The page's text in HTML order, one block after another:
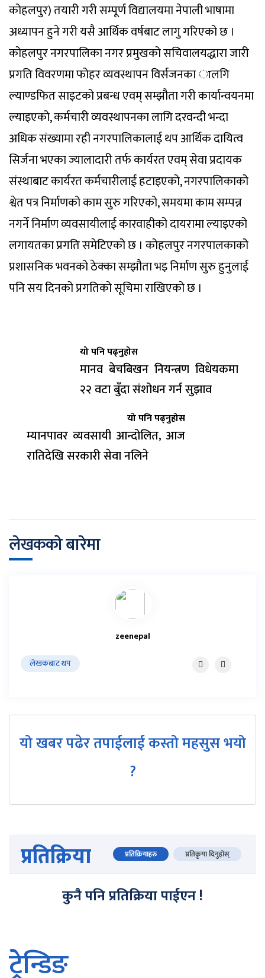
कोहलपुर) तयारी गरी सम्पूर्ण विद्यालयमा नेपाली भाषामा
अध्यापन हुने गरी यसै आर्थिक वर्षबाट लागु गरिएको छ ।
कोहलपुर नगरपालिका नगर प्रमुखको सचिवालयद्धारा जारी
प्रगति विवरणमा फोहर व्यवस्थापन विर्सजनका ालगि
ल्याण्डफित साइटको प्रबन्ध एवम् सम्झौता गरी कार्यान्वयनमा
ल्याइएको, कर्मचारी व्यवस्थापनका लागि दरवन्दी भन्दा
अधिक संख्यामा रही नगरपालिकालाई थप आर्थिक दायित्व
सिर्जना भएका ज्यालादारी तर्फ कार्यरत एवम् सेवा प्रदायक
संस्थाबाट कार्यरत कर्मचारीलाई हटाइएको, नगरपालिकाको
श्वेत पत्र निर्माणको काम सुरु गरिएको, समयमा काम सम्पन्न
नगर्ने निर्माण व्यवसायीलाई कारवाहीको दायरामा ल्याइएको
लगायतका प्रगति समेटिएको छ । कोहलपुर नगरपालकाको
प्रशासनिक भवनको ठेक्का सम्झौता भइ निर्माण सुरु हुनुलाई
पनि सय दिनको प्रगतिको सूचिमा राखिएको छ ।
यो पनि पढ्नुहोस
मानव बेचबिखन नियन्त्रण विधेयकमा
२२ वटा बुँदा संशोधन गर्न सुझाव
यो पनि पढ्नुहोस
म्यानपावर व्यवसायी आन्दोलित, आज
रातिदेखि सरकारी सेवा नलिने
लेखकको बारेमा
zeenepal
लेखकबाट थप
यो खबर पढेर तपाईलाई कस्तो महसुस भयो
?
प्रतिक्रिया प्रतिक्रियाहरु प्रतिकृया दिनुहोस्
कुनै पनि प्रतिक्रिया पाईएन !
ट्रेन्डिङ